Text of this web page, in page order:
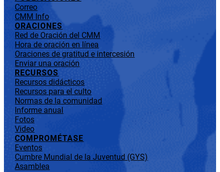
Correo
CMM Info
ORACIONES
Red de Oración del CMM
Hora de oración en línea
Oraciones de gratitud e intercesión
Enviar una oración
RECURSOS
Recursos didácticos
Recursos para el culto
Normas de la comunidad
Informe anual
Fotos
Video
COMPROMÉTASE
Eventos
Cumbre Mundial de la Juventud (GYS)
Asamblea